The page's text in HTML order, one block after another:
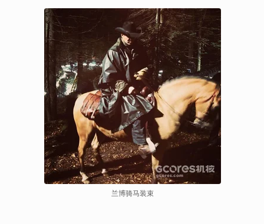
兰博骑马装束